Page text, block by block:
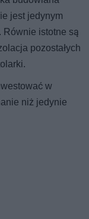
jest jedynym
istotne są
pozostałych
w
niż jedynie